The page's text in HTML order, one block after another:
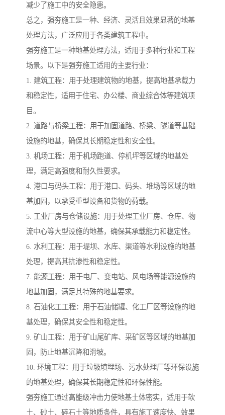
减少了施工中的安全隐患。
总之，强夯施工是一种、经济、灵活且效果显著的地基
处理方法，广泛应用于各类建筑工程中。
强夯施工是一种地基处理方法，适用于多种行业和工程
场景。以下是强夯施工适用的主要行业：
1. 建筑工程：用于处理建筑物的地基，提高地基承载力
和稳定性，适用于住宅、办公楼、商业综合体等建筑项
目。
2. 道路与桥梁工程：用于加固道路、桥梁、隧道等基础
设施的地基，确保其长期稳定性和安全性。
3. 机场工程：用于机场跑道、停机坪等区域的地基处
理，满足高强度和耐久性要求。
4. 港口与码头工程：用于港口、码头、堆场等区域的地
基加固，以承受重型设备和货物的荷载。
5. 工业厂房与仓储设施：用于处理工业厂房、仓库、物
流中心等大型设施的地基，确保其承载能力和稳定性。
6. 水利工程：用于堤坝、水库、渠道等水利设施的地基
处理，提高其抗渗性和稳定性。
7. 能源工程：用于电厂、变电站、风电场等能源设施的
地基加固，满足其特殊的地基要求。
8. 石油化工工程：用于石油储罐、化工厂区等设施的地
基处理，确保其安全性和稳定性。
9. 矿山工程：用于矿山尾矿库、采矿区等区域的地基加
固，防止地基沉降和滑坡。
10. 环境工程：用于垃圾填埋场、污水处理厂等环保设施
的地基处理，确保其长期稳定性和环保性能。
强夯施工通过高能级冲击力使地基土体密实，适用于软
土、砂土、碎石土等地质条件，具有施工速度快、效果